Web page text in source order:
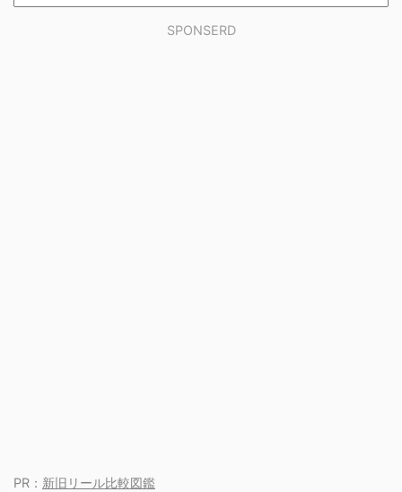
SPONSERD
PR： 新旧リール比較図鑑